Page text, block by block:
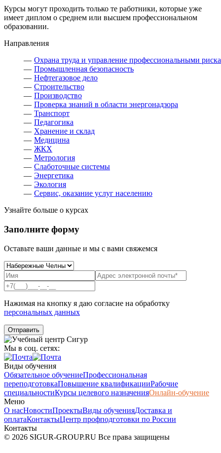
Курсы могут проходить только те работники, которые уже
имеет диплом о среднем или высшем профессиональном
образовании.
Направления
Охрана труда и управление профессиональными
Промышленная безопасность
Нефтегазовое дело
Строительство
Производство
Проверка знаний в области энергонадзора
Транспорт
Педагогика
Хранение и склад
Медицина
ЖКХ
Метрология
Слаботочные системы
Энергетика
Экология
Сервис, оказание услуг населению
Узнайте больше о курсах
Заполните форму
Оставьте ваши данные и мы с вами свяжемся
Нажимая на кнопку я даю согласие на обработку
персональных данных
Мы в соц. сетях:
Виды обучения
Обязательное обучениеПрофессиональная
переподготовкаПовышение квалификацииРабочие
специальностиКурсы целевого назначенияОнлайн-обучение
Меню
О насНовостиПроектыВиды обученияДоставка и
оплатаКонтактыЦентр профподготовки по России
Контакты
© 2026 SIGUR-GROUP.RU Все права защищены